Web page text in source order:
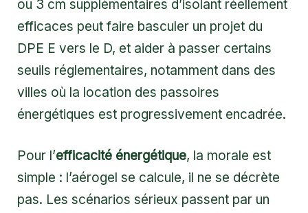
ou 3 cm supplémentaires d’isolant réellement
efficaces peut faire basculer un projet du
DPE E vers le D, et aider à passer certains
seuils réglementaires, notamment dans des
villes où la location des passoires
énergétiques est progressivement encadrée.
Pour l’efficacité énergétique, la morale est
simple : l’aérogel se calcule, il ne se décrète
pas. Les scénarios sérieux passent par un